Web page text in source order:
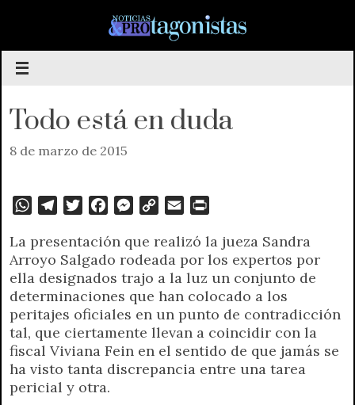
contenido
Todo está en duda
8 de marzo de 2015
W
a
t
s
A
p
p
l
e
g
r
a
m
i
t
t
e
r
c
e
b
o
o
k
M
s
s
e
n
g
e
r
p
y
L
i
n
k
a
i
i
n
t
F
r
i
e
n
La presentación que realizó la jueza Sandra
Arroyo Salgado rodeada por los expertos por
ella designados trajo a la luz un conjunto de
determinaciones que han colocado a los
peritajes oficiales en un punto de contradicción
tal, que ciertamente llevan a coincidir con la
fiscal Viviana Fein en el sentido de que jamás se
ha visto tanta discrepancia entre una tarea
pericial y otra.